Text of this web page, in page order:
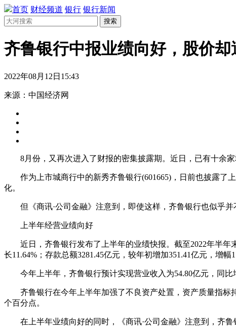
首页 财经频道 银行 银行新闻
搜索
齐鲁银行中报业绩向好，股价却
2022年08月12日15:43
来源：中国经济网
8月份，又再次进入了财报的密集披露期。近日，已有十余家
作为上市城商行中的新秀齐鲁银行(601665)，日前也披露了
化。
但《商讯·公司金融》注意到，即使这样，齐鲁银行也似乎并
上半年经营业绩向好
近日，齐鲁银行发布了上半年的业绩快报。截至2022年半年末
长11.64%；存款总额3281.45亿元，较年初增加351.41亿元，增幅
今年上半年，齐鲁银行预计实现营业收入为54.80亿元，同比
齐鲁银行在今年上半年加强了不良资产处置，资产质量指标持
个百分点。
在上半年业绩向好的同时，《商讯·公司金融》注意到，齐鲁